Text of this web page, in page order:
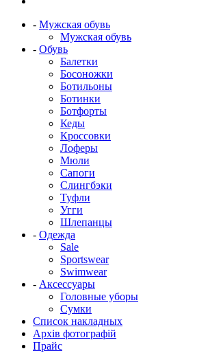
- Мужская обувь
Мужская обувь
- Обувь
Балетки
Босоножки
Ботильоны
Ботинки
Ботфорты
Кеды
Кроссовки
Лоферы
Мюли
Сапоги
Слингбэки
Туфли
Угги
Шлепанцы
- Одежда
Sale
Sportswear
Swimwear
- Аксессуары
Головные уборы
Сумки
Список накладных
Архів фотографій
Прайс